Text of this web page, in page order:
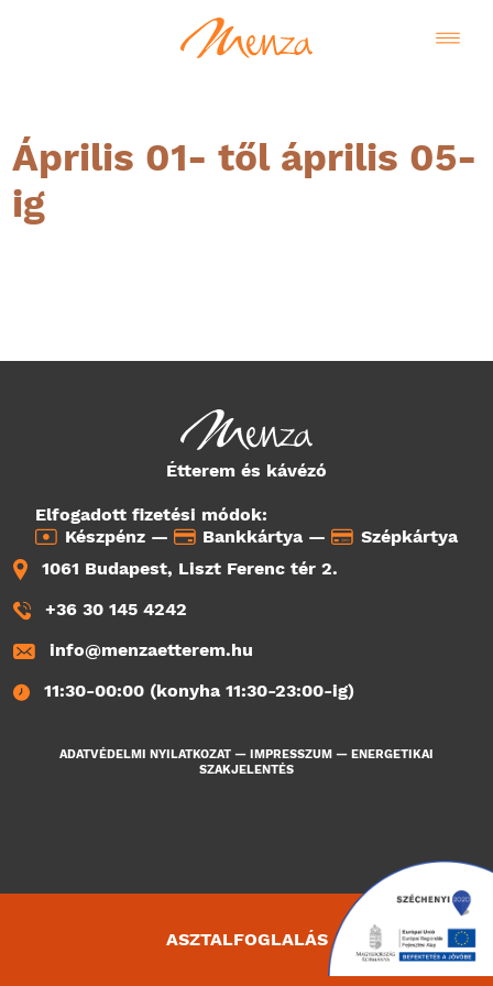
Április 01- től április 05-
ig
Étterem és kávézó
Elfogadott fizetési módok:
Készpénz —
Bankkártya —
Szépkártya
1061 Budapest, Liszt Ferenc tér 2.
+36 30 145 4242
info@menzaetterem.hu
11:30-00:00 (konyha 11:30-23:00-ig)
ADATVÉDELMI NYILATKOZAT — IMPRESSZUM — ENERGETIKAI
SZAKJELENTÉS
ASZTALFOGLALÁS